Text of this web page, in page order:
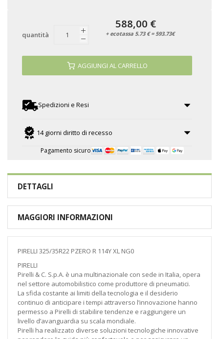
quantità
AGGIUNGI AL CARRELLO
Spedizioni e Resi
14 giorni diritto di recesso
Pagamento sicuro
588,00 €
+ ecotassa 5.73 € = 593.73€
DETTAGLI
MAGGIORI INFORMAZIONI
PIRELLI 325/35R22 PZERO R 114Y XL NG0
PIRELLI
Pirelli & C. S.p.A. è una multinazionale con sede in Italia, opera
nel settore automobilistico come produttore di pneumatici.
La sfida costante ai limiti della tecnologia e il desiderio
continuo di anticipare i tempi attraverso l’innovazione hanno
permesso a Pirelli di stabilire tendenze e raggiungere un
livello d’avanguardia su scala mondiale.
Pirelli ha realizzato diverse soluzioni tecnologiche innovative